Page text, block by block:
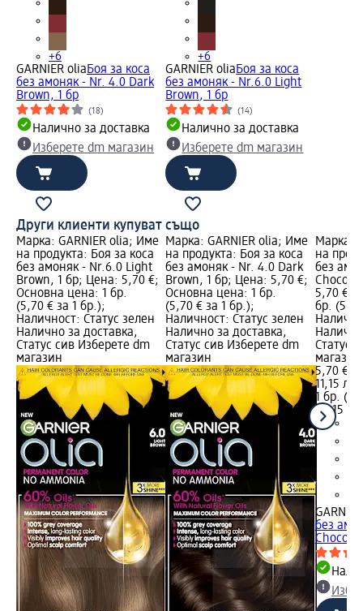
+6
GARNIER oliaБоя за коса
без амоняк - Nr. 4.0 Dark
Brown, 1 бр
(18)
Налично за доставка
Изберете dm магазин
+6
GARNIER oliaБоя за коса
без амоняк - Nr.6.0 Light
Brown, 1 бр
(14)
Налично за доставка
Изберете dm магазин
Други клиенти купуват също
Марка: GARNIER olia; Име
на продукта: Боя за коса
без амоняк - Nr.6.0 Light
Brown, 1 бр; Цена: 5,70 €;
Основна цена: 1 бр.
(5,70 € за 1 бр.);
Наличност: Статус зелен
Налично за доставка,
Статус сив Изберете dm
магазин
Марка: GARNIER olia; Име
на продукта: Боя за коса
без амоняк - Nr. 4.0 Dark
Brown, 1 бр; Цена: 5,70 €;
Основна цена: 1 бр.
(5,70 € за 1 бр.);
Наличност: Статус зелен
Налично за доставка,
Статус сив Изберете dm
магазин
Марка:
на
без
5,70 €;
бр.
Статус
магазин
5,70 €
11,15 лв.
1 бр.
(11,15
без